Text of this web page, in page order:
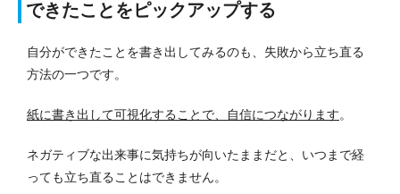
できたことをピックアップする
自分ができたことを書き出してみるのも、失敗から立ち直る
方法の一つです。
紙に書き出して可視化することで、自信につながります。
ネガティブな出来事に気持ちが向いたままだと、いつまで経
っても立ち直ることはできません。